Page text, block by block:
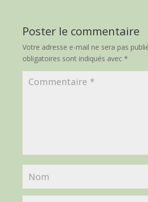
Poster le commentaire
Votre adresse e-mail ne sera pas
obligatoires sont indiqués avec *